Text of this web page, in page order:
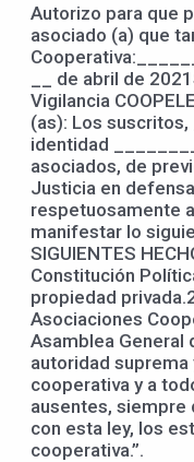
Autorizo para que
asociado (a) que
__ de abril de
Vigilancia
(as): Los
identidad
asociados, de
Justicia en
respetuosamente
manifestar lo
SIGUIENTES
Constitución
propiedad
Asociaciones
Asamblea General
autoridad suprema
cooperativa y a
ausentes, siempre
con esta ley, los
cooperativa.”.